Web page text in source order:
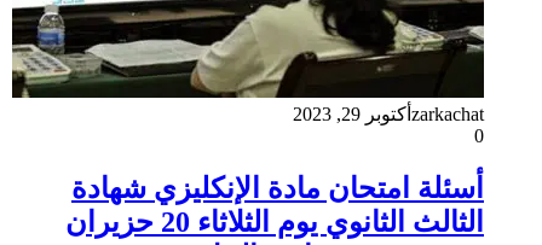
zarkachat أكتوبر 29, 2023
0
أسئلة امتحان مادة الإنكليزي شهادة
الثالث الثانوي يوم الثلاثاء 20 حزيران